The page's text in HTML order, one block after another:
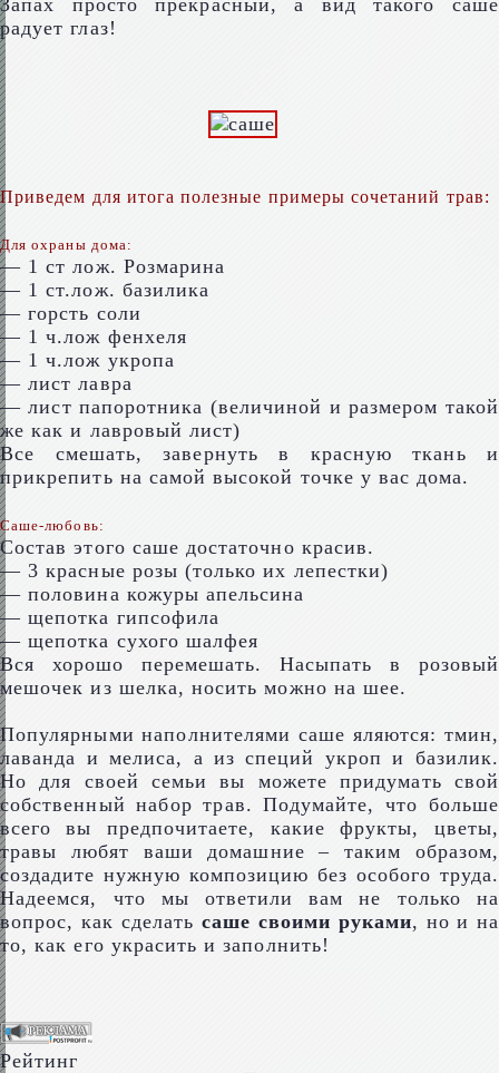
Запах просто прекрасный, а вид такого саше
радует глаз!
Приведем для итога полезные примеры сочетаний трав:
Для охраны дома:
— 1 ст лож. Розмарина
— 1 ст.лож. базилика
— горсть соли
— 1 ч.лож фенхеля
— 1 ч.лож укропа
— лист лавра
— лист папоротника (величиной и размером такой
же как и лавровый лист)
Все смешать, завернуть в красную ткань и
прикрепить на самой высокой точке у вас дома.
Саше-любовь:
Состав этого саше достаточно красив.
— 3 красные розы (только их лепестки)
— половина кожуры апельсина
— щепотка гипсофила
— щепотка сухого шалфея
Вся хорошо перемешать. Насыпать в розовый
мешочек из шелка, носить можно на шее.
Популярными наполнителями саше яляются: тмин,
лаванда и мелиса, а из специй укроп и базилик.
Но для своей семьи вы можете придумать свой
собственный набор трав. Подумайте, что больше
всего вы предпочитаете, какие фрукты, цветы,
травы любят ваши домашние – таким образом,
создадите нужную композицию без особого труда.
Надеемся, что мы ответили вам не только на
вопрос, как сделать саше своими руками, но и на
то, как его украсить и заполнить!
Рейтинг